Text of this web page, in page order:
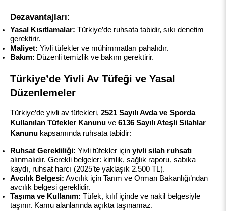
Dezavantajları:
Yasal Kısıtlamalar: Türkiye’de ruhsata tabidir, sıkı denetim
gerektirir.
Maliyet: Yivli tüfekler ve mühimmatları pahalıdır.
Bakım: Düzenli temizlik ve bakım gerektirir.
Türkiye’de Yivli Av Tüfeği ve Yasal
Düzenlemeler
Türkiye’de yivli av tüfekleri, 2521 Sayılı Avda ve Sporda
Kullanılan Tüfekler Kanunu ve 6136 Sayılı Ateşli Silahlar
Kanunu kapsamında ruhsata tabidir:
Ruhsat Gerekliliği: Yivli tüfekler için yivli silah ruhsatı
alınmalıdır. Gerekli belgeler: kimlik, sağlık raporu, sabıka
kaydı, ruhsat harcı (2025’te yaklaşık 2.500 TL).
Avcılık Belgesi: Avcılık için Tarım ve Orman Bakanlığı’ndan
avcılık belgesi gereklidir.
Taşıma ve Kullanım: Tüfek, kılıf içinde ve nakil belgesiyle
taşınır. Kamu alanlarında açıkta taşınamaz.